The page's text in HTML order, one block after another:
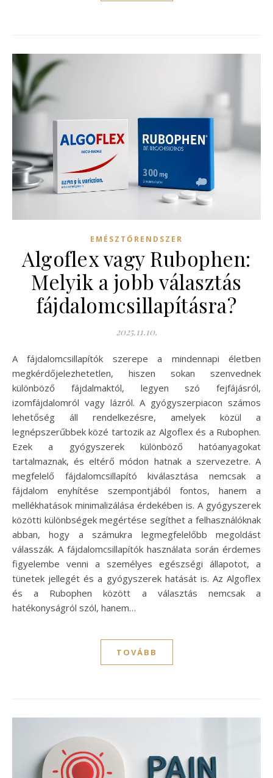
EMÉSZTŐRENDSZER
Algoflex vagy Rubophen:
Melyik a jobb választás
fájdalomcsillapításra?
2025.11.10.
A fájdalomcsillapítók szerepe a mindennapi életben
megkérdőjelezhetetlen, hiszen sokan szenvednek
különböző fájdalmaktól, legyen szó fejfájásról,
izomfájdalomról vagy lázról. A gyógyszerpiacon számos
lehetőség áll rendelkezésre, amelyek közül a
legnépszerűbbek közé tartozik az Algoflex és a Rubophen.
Ezek a gyógyszerek különböző hatóanyagokat
tartalmaznak, és eltérő módon hatnak a szervezetre. A
megfelelő fájdalomcsillapító kiválasztása nemcsak a
fájdalom enyhítése szempontjából fontos, hanem a
mellékhatások minimalizálása érdekében is. A gyógyszerek
közötti különbségek megértése segíthet a felhasználóknak
abban, hogy a számukra legmegfelelőbb megoldást
válasszák. A fájdalomcsillapítók használata során érdemes
figyelembe venni a személyes egészségi állapotot, a
tünetek jellegét és a gyógyszerek hatását is. Az Algoflex
és a Rubophen között a választás nemcsak a
hatékonyságról szól, hanem…
TOVÁBB